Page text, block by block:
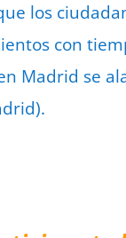
los
con
Madrid se